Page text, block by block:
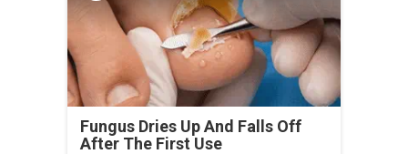
Fungus Dries Up And Falls Off
After The First Use